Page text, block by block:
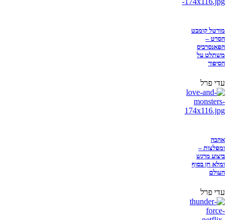
מורטל קומבט
הסרט –
הפאנסרביס
משתלט על
הסיפור
עדי פרל
אהבה
ומפלצות –
ביצוע מרגש
ומלא חן בסוף
העולם
עדי פרל